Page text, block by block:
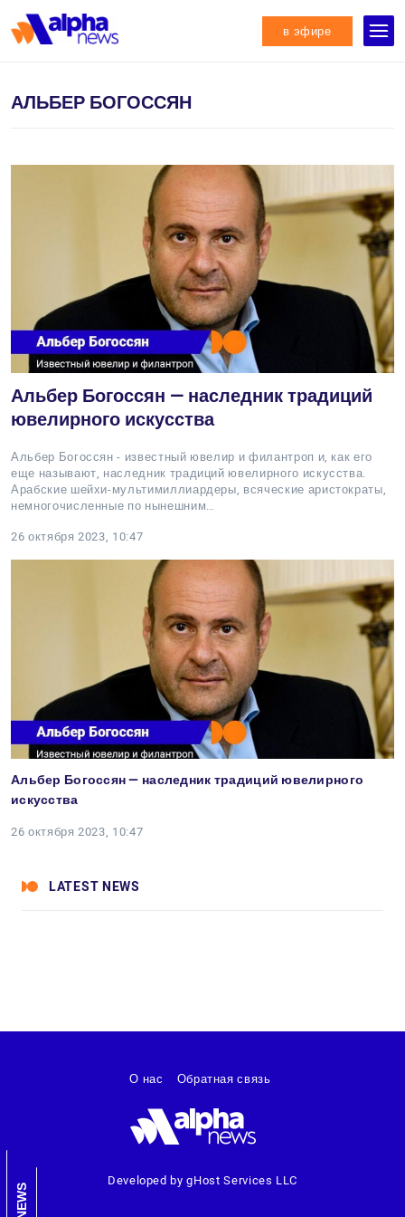
в эфире
АЛЬБЕР БОГОССЯН
Альбер Богоссян — наследник традиций
ювелирного искусства
Альбер Богоссян - известный ювелир и филантроп и, как его
еще называют, наследник традиций ювелирного искусства.
Арабские шейхи-мультимиллиардеры, всяческие аристократы,
немногочисленные по нынешним…
26 октября 2023, 10:47
Альбер Богоссян — наследник традиций ювелирного
искусства
26 октября 2023, 10:47
LATEST NEWS
NEWS
Developed by gHost Services LLC
О нас Обратная связь